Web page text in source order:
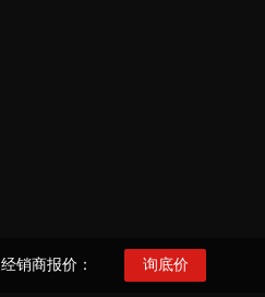
经销商报价： 询底价